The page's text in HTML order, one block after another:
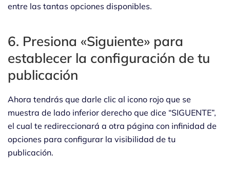
entre las tantas opciones disponibles.
6. Presiona «Siguiente» para
establecer la configuración de tu
publicación
Ahora tendrás que darle clic al icono rojo que se
muestra de lado inferior derecho que dice “SIGUENTE”,
el cual te redireccionará a otra página con infinidad de
opciones para configurar la visibilidad de tu
publicación.